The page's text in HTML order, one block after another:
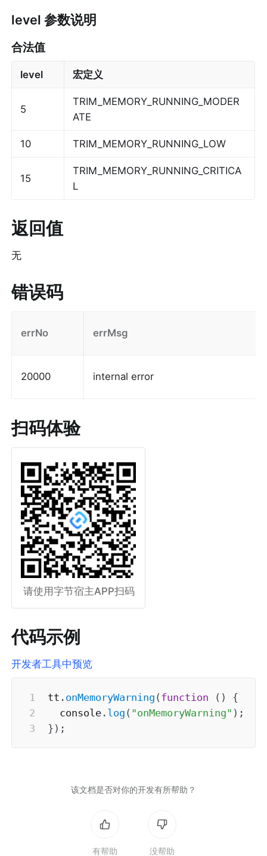
level 参数说明
合法值
level 宏定义
5
TRIM_MEMORY_RUNNING_MODER
ATE
10 TRIM_MEMORY_RUNNING_LOW
15
TRIM_MEMORY_RUNNING_CRITICA
L
返回值
无
错误码
errNo errMsg
20000 internal error
扫码体验
请使用字节宿主APP扫码
代码示例
开发者工具中预览
tt . onMemoryWarning ( function ( )
{
  console
. log ( "onMemoryWarning" ) ;
} ) ;
该文档是否对你的开发有所帮助？
有帮助 没帮助